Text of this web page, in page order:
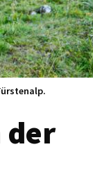
der